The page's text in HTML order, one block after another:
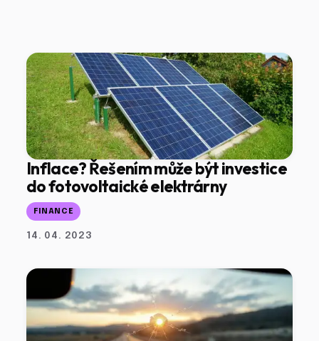
Inflace? Řešením může být investice
do fotovoltaické elektrárny
FINANCE
14. 04. 2023